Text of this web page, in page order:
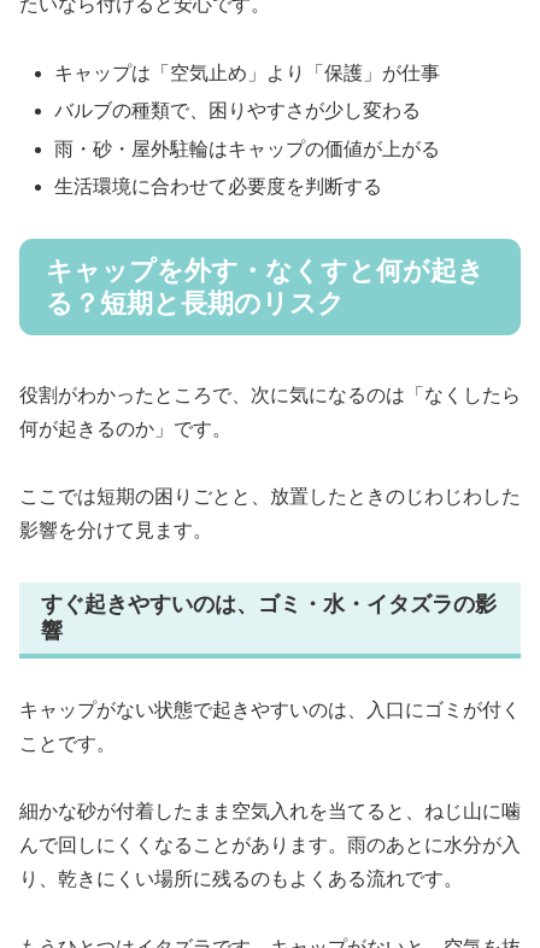
たいなら付けると安心です。
キャップは「空気止め」より「保護」が仕事
バルブの種類で、困りやすさが少し変わる
雨・砂・屋外駐輪はキャップの価値が上がる
生活環境に合わせて必要度を判断する
キャップを外す・なくすと何が起き
る？短期と長期のリスク
役割がわかったところで、次に気になるのは「なくしたら
何が起きるのか」です。
ここでは短期の困りごとと、放置したときのじわじわした
影響を分けて見ます。
すぐ起きやすいのは、ゴミ・水・イタズラの影
響
キャップがない状態で起きやすいのは、入口にゴミが付く
ことです。
細かな砂が付着したまま空気入れを当てると、ねじ山に噛
んで回しにくくなることがあります。雨のあとに水分が入
り、乾きにくい場所に残るのもよくある流れです。